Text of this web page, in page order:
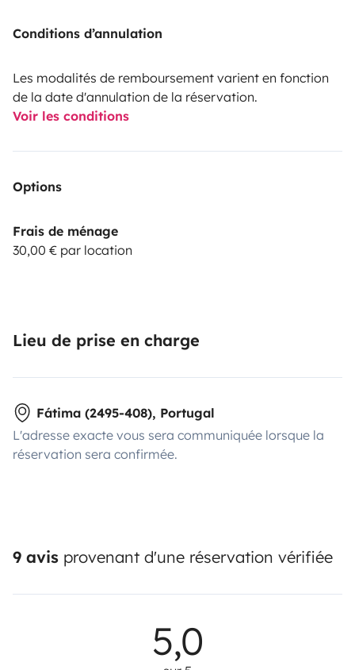
Conditions d’annulation
Les modalités de remboursement varient en fonction
de la date d'annulation de la réservation.
Voir les conditions
Options
Frais de ménage
30,00 € par location
Lieu de prise en charge
Fátima (2495-408), Portugal
L'adresse exacte vous sera communiquée lorsque la
réservation sera confirmée.
9 avis provenant d'une réservation vérifiée
5,0